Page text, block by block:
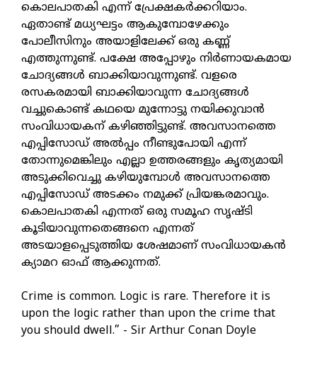
കൊലപാതകി എന്ന് പ്രേക്ഷകർക്കറിയാം.
ഏതാണ്ട് മധ്യഘട്ടം ആകുമ്പോഴേക്കും
പോലീസിനും അയാളിലേക്ക് ഒരു കണ്ണ്
എത്തുന്നുണ്ട്. പക്ഷേ അപ്പോഴും നിർണായകമായ
ചോദ്യങ്ങൾ ബാക്കിയാവുന്നുണ്ട്. വളരെ
രസകരമായി ബാക്കിയാവുന്ന ചോദ്യങ്ങൾ
വച്ചുകൊണ്ട് കഥയെ മുന്നോട്ടു നയിക്കുവാൻ
സംവിധായകന് കഴിഞ്ഞിട്ടുണ്ട്. അവസാനത്തെ
എപ്പിസോഡ് അൽപ്പം നീണ്ടുപോയി എന്ന്
തോന്നുമെങ്കിലും എല്ലാ ഉത്തരങ്ങളും കൃത്യമായി
അടുക്കിവെച്ചു കഴിയുമ്പോൾ അവസാനത്തെ
എപ്പിസോഡ് അടക്കം നമുക്ക് പ്രിയങ്കരമാവും.
കൊലപാതകി എന്നത് ഒരു സമൂഹ സൃഷ്ടി
കൂടിയാവുന്നതെങ്ങനെ എന്നത്
അടയാളപ്പെടുത്തിയ ശേഷമാണ് സംവിധായകൻ
ക്യാമറ ഓഫ് ആക്കുന്നത്.
Crime is common. Logic is rare. Therefore it is
upon the logic rather than upon the crime that
you should dwell.” - Sir Arthur Conan Doyle